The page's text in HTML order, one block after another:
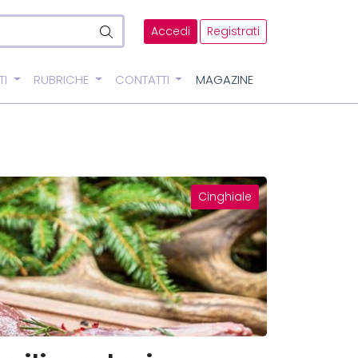
Accedi Registrati
RUBRICHE CONTATTI MAGAZINE
Cinghiale